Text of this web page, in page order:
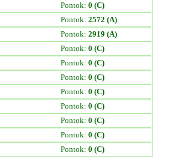
Pontok: 0 (C)
Pontok: 2572 (A)
Pontok: 2919 (A)
Pontok: 0 (C)
Pontok: 0 (C)
Pontok: 0 (C)
Pontok: 0 (C)
Pontok: 0 (C)
Pontok: 0 (C)
Pontok: 0 (C)
Pontok: 0 (C)